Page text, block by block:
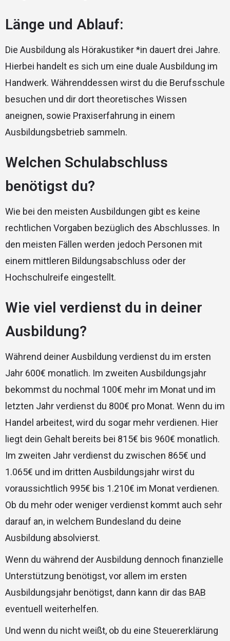
Länge und Ablauf:
Die Ausbildung als Hörakustiker *in dauert drei Jahre.
Hierbei handelt es sich um eine duale Ausbildung im
Handwerk. Währenddessen wirst du die Berufsschule
besuchen und dir dort theoretisches Wissen
aneignen, sowie Praxiserfahrung in einem
Ausbildungsbetrieb sammeln.
Welchen Schulabschluss
benötigst du?
Wie bei den meisten Ausbildungen gibt es keine
rechtlichen Vorgaben bezüglich des Abschlusses. In
den meisten Fällen werden jedoch Personen mit
einem mittleren Bildungsabschluss oder der
Hochschulreife eingestellt.
Wie viel verdienst du in deiner
Ausbildung?
Während deiner Ausbildung verdienst du im ersten
Jahr 600€ monatlich. Im zweiten Ausbildungsjahr
bekommst du nochmal 100€ mehr im Monat und im
letzten Jahr verdienst du 800€ pro Monat. Wenn du im
Handel arbeitest, wird du sogar mehr verdienen. Hier
liegt dein Gehalt bereits bei 815€ bis 960€ monatlich.
Im zweiten Jahr verdienst du zwischen 865€ und
1.065€ und im dritten Ausbildungsjahr wirst du
voraussichtlich 995€ bis 1.210€ im Monat verdienen.
Ob du mehr oder weniger verdienst kommt auch sehr
darauf an, in welchem Bundesland du deine
Ausbildung absolvierst.
Wenn du während der Ausbildung dennoch finanzielle
Unterstützung benötigst, vor allem im ersten
Ausbildungsjahr benötigst, dann kann dir das BAB
eventuell weiterhelfen.
Und wenn du nicht weißt, ob du eine Steuererklärung